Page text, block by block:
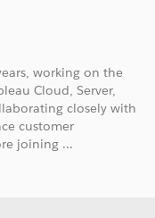
working on the
Cloud, Server,
closely with
customer
joining ...